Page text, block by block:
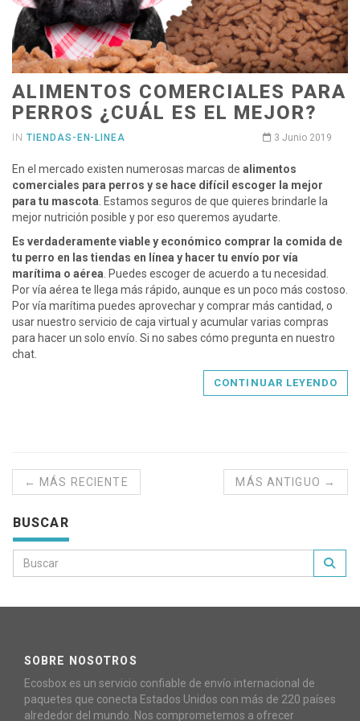
ALIMENTOS COMERCIALES PARA
PERROS ¿CUÁL ES EL MEJOR?
IN TIENDAS-EN-LINEA 3 Junio 2019
En el mercado existen numerosas marcas de alimentos
comerciales para perros y se hace difícil escoger la mejor
para tu mascota . Estamos seguros de que quieres brindarle la
mejor nutrición posible y por eso queremos ayudarte.
Es verdaderamente viable y económico comprar la comida de
tu perro en las tiendas en línea y hacer tu envío por vía
marítima o aérea . Puedes escoger de acuerdo a tu necesidad.
Por vía aérea te llega más rápido, aunque es un poco más costoso.
Por vía marítima puedes aprovechar y comprar más cantidad, o
usar nuestro servicio de caja virtual y acumular varias compras
para hacer un solo envío. Si no sabes cómo pregunta en nuestro
chat.
CONTINUAR LEYENDO
← MÁS RECIENTE MÁS ANTIGUO →
BUSCAR
SOBRE NOSOTROS
Ecosbox es un servicio confiable de envío internacional de
paquetes que conecta Estados Unidos con más de 220 países
alrededor del mundo. Nos comprometemos a ofrecer